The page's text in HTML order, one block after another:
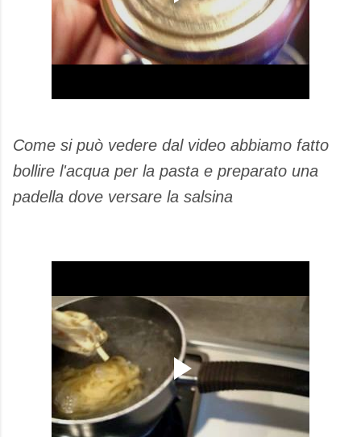
Come si può vedere dal video abbiamo fatto
bollire l'acqua per la pasta e preparato una
padella dove versare la salsina